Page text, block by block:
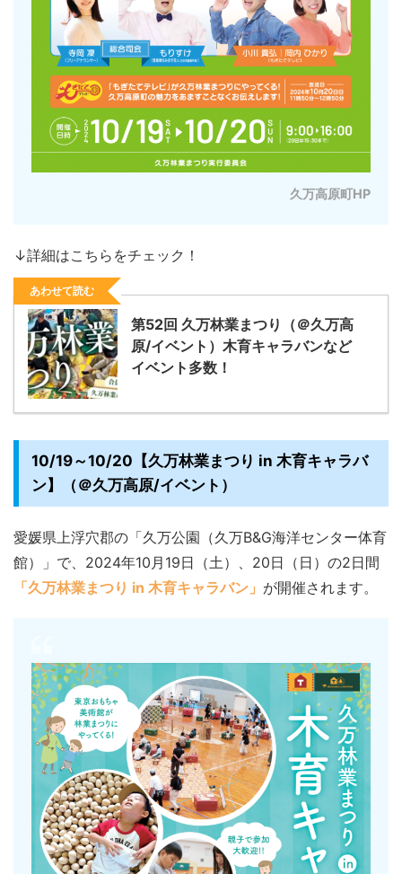
久万高原町HP
↓詳細はこちらをチェック！
あわせて読む
第52回 久万林業まつり（＠久万高
原/イベント）木育キャラバンなど
イベント多数！
10/19～10/20【久万林業まつり in 木育キャラバ
ン】（＠久万高原/イベント）
愛媛県上浮穴郡の「久万公園（久万B&G海洋センター体育
館）」で、2024年10月19日（土）、20日（日）の2日間
「久万林業まつり in 木育キャラバン」 が開催されます。